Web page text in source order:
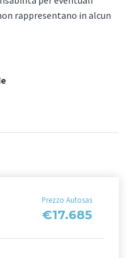
rappresentano in alcun
Prezzo Autosas
€17.685